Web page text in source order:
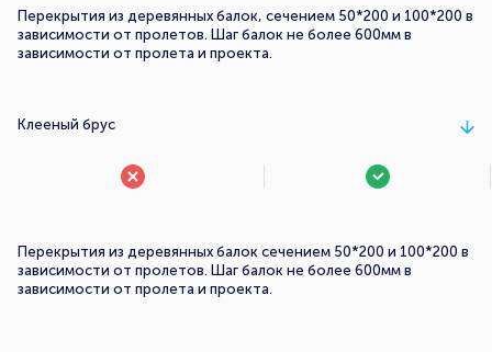
Перекрытия из деревянных балок, сечением 50*200 и 100*200 в
зависимости от пролетов. Шаг балок не более 600мм в
зависимости от пролета и проекта.
Клееный брус
Перекрытия из деревянных балок сечением 50*200 и 100*200 в
зависимости от пролетов. Шаг балок не более 600мм в
зависимости от пролета и проекта.